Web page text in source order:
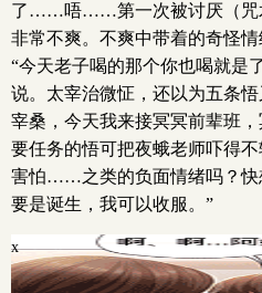
了……唔……第一次被讨厌（咒术
非常不爽。不爽中带着的奇怪
“今天老子喝的那个你也喝就是
说。太宰治微怔，还以为五条
宰桑，今天我来接冥冥前辈班
要任务的悟可把夜蛾老师吓得
害怕……之类的负面情绪吗？快
要是诞生，我可以收服。”
x